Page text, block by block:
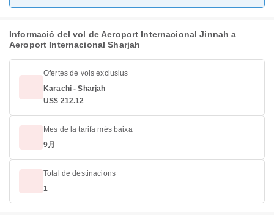
Informació del vol de Aeroport Internacional Jinnah a
Aeroport Internacional Sharjah
Ofertes de vols exclusius
Karachi - Sharjah
US$ 212.12
Mes de la tarifa més baixa
9月
Total de destinacions
1